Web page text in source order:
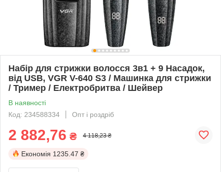
Набір для стрижки волосся 3в1 + 9 Насадок,
від USB, VGR V-640 S3 / Машинка для стрижки
/ Тример / Електробритва / Шейвер
В наявності
Код: 234588334
Опт і роздріб
2 882,76 ₴ 4 118,23 ₴
Економія 1235.47 ₴